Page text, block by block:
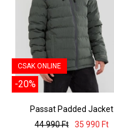
CSAK ONLINE
-20%
Passat Padded Jacket
44 990 Ft
35 990 Ft